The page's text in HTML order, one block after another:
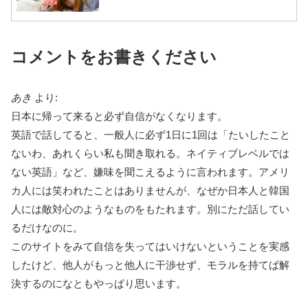
コメントをお書きください
あき より:
日本に帰って来ると必ず自信がなくなります。
英語で話してると、一般人に必ず1日に1回は「たいしたこと
ないわ、あれくらい私も聞き取れる。ネイティブレベルでは
ない英語」など、嫌味を聞こえるように言われます。アメリ
カ人には笑われたことはありませんが、なぜか日本人と韓国
人には敵対心のようなものをもたれます。別にただ話してい
るだけなのに。
このサイトをみて自信を失ってはいけないということを実感
したけど、他人がもっと他人に干渉せず、モラルを持てば解
決するのになともやっぱり思います。